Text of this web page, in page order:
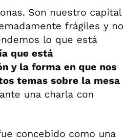
Son nuestro capital
frágiles y no
lo que está
que está
y la forma en que nos
temas sobre la mesa
una charla con
concebido como una